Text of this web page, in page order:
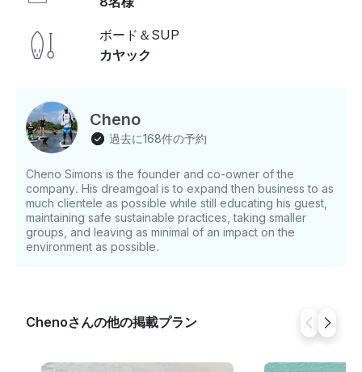
供1人あたり95ドルです。 また、国立公園、ビーチでの
立ち寄り、イグアナ保護区を訪れて先住民のロックイグ
アナを見るツアーを含む4時間のカヤックエコツアーも
開催しています。料金は大人1人あたり155ドル、8歳以
人で600ドルから、2人以降は1人あたり50ドルです。 •
プライベート3時間のカヤックツアーは、2人で650ドル
から、2人以降は1人あたり75ドルからとなります。 • 4
2人で75ドルから始まります。オプション クリアダブル
カヤック SUP-パドルボーディング トップカヤックに座
ってください すべての料金には 15% の政府税が加算さ
れます ご不明な点がございましたら、お支払い前に
GetMyBoatのメッセージングプラットフォームを通じて
ボード＆SUP
カヤック
Cheno
過去に168件の予約
Cheno Simons is the founder and co-owner of the
company. His dreamgoal is to expand then business to as
much clientele as possible while still educating his guest,
maintaining safe sustainable practices, taking smaller
groups, and leaving as minimal of an impact on the
environment as possible.
Chenoさんの他の掲載プラン